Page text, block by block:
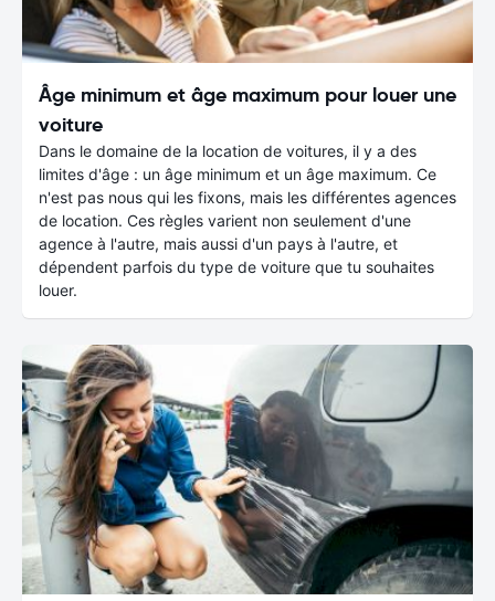
Âge minimum et âge maximum pour louer une
voiture
Dans le domaine de la location de voitures, il y a des
limites d'âge : un âge minimum et un âge maximum. Ce
n'est pas nous qui les fixons, mais les différentes agences
de location. Ces règles varient non seulement d'une
agence à l'autre, mais aussi d'un pays à l'autre, et
dépendent parfois du type de voiture que tu souhaites
louer.